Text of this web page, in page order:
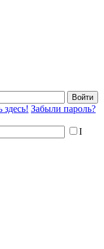
Войти
здесь! Забыли пароль?
I